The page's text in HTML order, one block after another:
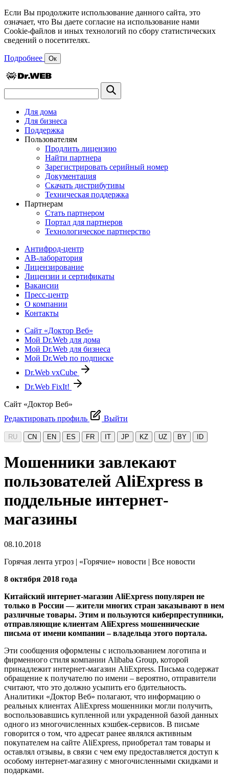
Если Вы продолжите использование данного сайта, это
означает, что Вы даете согласие на использование нами
Cookie-файлов и иных технологий по сбору статистических
сведений о посетителях.
Подробнее Ок
Для дома
Для бизнеса
Поддержка
Пользователям
Продлить лицензию
Найти партнера
Зарегистрировать серийный номер
Документация
Скачать дистрибутивы
Техническая поддержка
Партнерам
Стать партнером
Портал для партнеров
Технологическое партнерство
Антифрод-центр
АВ-лаборатория
Лицензирование
Лицензии и сертификаты
Вакансии
Пресс-центр
О компании
Контакты
Сайт «Доктор Веб»
Мой Dr.Web для дома
Мой Dr.Web для бизнеса
Мой Dr.Web по подписке
Dr.Web vxCube
Dr.Web FixIt!
Сайт «Доктор Веб»
Редактировать профиль
Выйти
RU CN EN ES FR IT JP KZ UZ BY ID
Мошенники завлекают
пользователей AliExpress в
поддельные интернет-
магазины
08.10.2018
Горячая лента угроз | «Горячие» новости | Все новости
8 октября 2018 года
Китайский интернет-магазин AliExpress популярен не
только в России — жители многих стран заказывают в нем
различные товары. Этим и пользуются киберпреступники,
отправляющие клиентам AliExpress мошеннические
письма от имени компании – владельца этого портала.
Эти сообщения оформлены с использованием логотипа и
фирменного стиля компании Alibaba Group, которой
принадлежит интернет-магазин AliExpress. Письма содержат
обращение к получателю по имени – вероятно, отправители
считают, что это должно усыпить его бдительность.
Аналитики «Доктор Веб» полагают, что информацию о
реальных клиентах AliExpress мошенники могли получить,
воспользовавшись купленной или украденной базой данных
одного из многочисленных кэшбек-сервисов. В письме
говорится о том, что адресат ранее являлся активным
покупателем на сайте AliExpress, приобретал там товары и
оставлял отзывы, в связи с чем ему предоставляется доступ к
особому интернет-магазину с многочисленными скидками и
подарками.